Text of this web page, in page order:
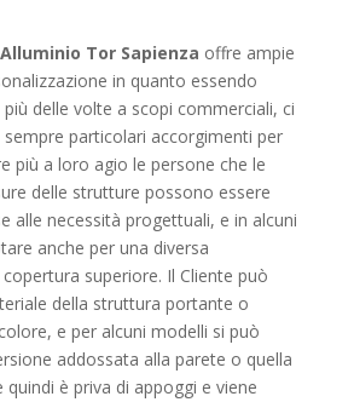
Tor Sapienza offre ampie
in quanto essendo
delle volte a scopi commerciali, ci
particolari accorgimenti per
più a loro agio le persone che le
delle strutture possono essere
alle necessità progettuali, e in alcuni
anche per una diversa
superiore. Il Cliente può
della struttura portante o
e per alcuni modelli si può
addossata alla parete o quella
è priva di appoggi e viene